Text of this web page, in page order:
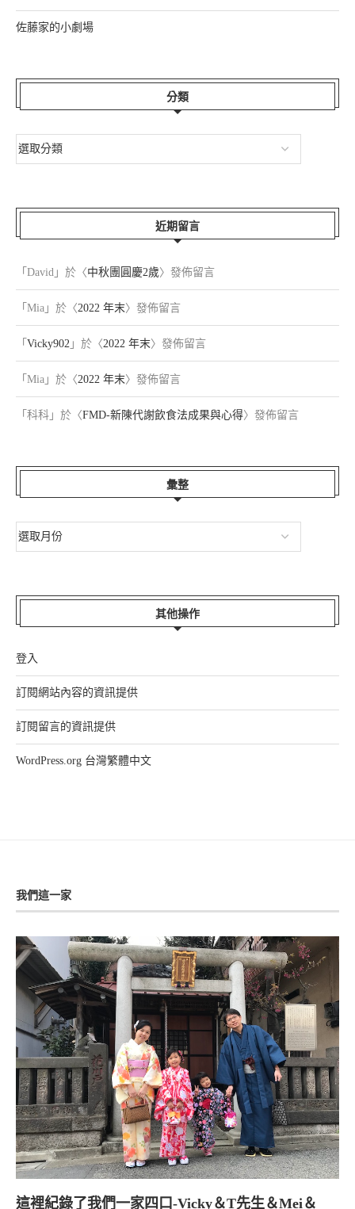
佐藤家的小劇場
分類
近期留言
「 David 」於〈中秋團圓慶2歲〉發佈留言
「 Mia 」於〈2022 年末〉發佈留言
「 Vicky902 」於〈2022 年末〉發佈留言
「 Mia 」於〈2022 年末〉發佈留言
「 科科 」於〈FMD-新陳代謝飲食法成果與心得〉發佈留言
彙整
其他操作
登入
訂閱網站內容的資訊提供
訂閱留言的資訊提供
WordPress.org 台灣繁體中文
我們這一家
這裡紀錄了我們一家四口-Vicky＆T先生＆Mei＆